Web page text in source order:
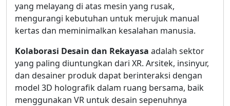
yang melayang di atas mesin yang rusak,
mengurangi kebutuhan untuk merujuk manual
kertas dan meminimalkan kesalahan manusia.
Kolaborasi Desain dan Rekayasa adalah sektor
yang paling diuntungkan dari XR. Arsitek, insinyur,
dan desainer produk dapat berinteraksi dengan
model 3D holografik dalam ruang bersama, baik
menggunakan VR untuk desain sepenuhnya